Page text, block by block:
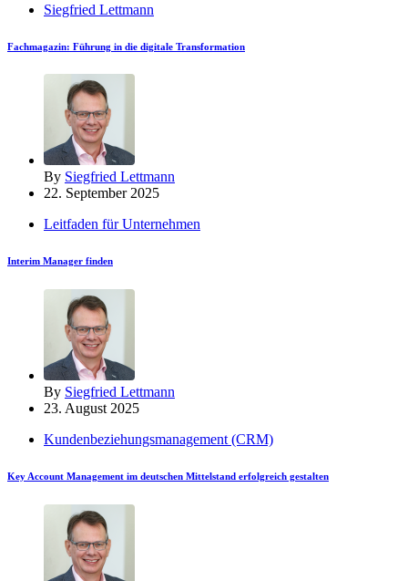
Siegfried Lettmann
Fachmagazin: Führung in die digitale Transformation
By Siegfried Lettmann
22. September 2025
Leitfaden für Unternehmen
Interim Manager finden
By Siegfried Lettmann
23. August 2025
Kundenbeziehungsmanagement (CRM)
Key Account Management im deutschen Mittelstand erfolgreich gestalten